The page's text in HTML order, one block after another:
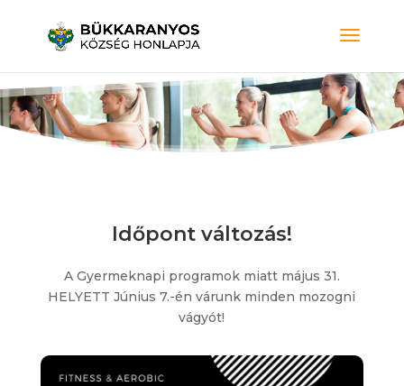
Időpont változás!
A Gyermeknapi programok miatt május 31.
HELYETT Június 7.-én várunk minden mozogni
vágyót!